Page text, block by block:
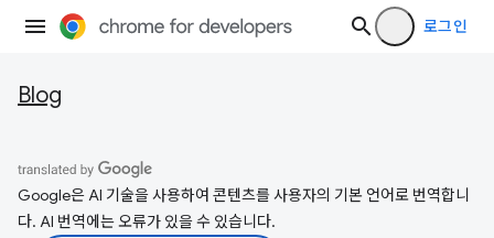
로그인
Blog
Google은 AI 기술을 사용하여 콘텐츠를 사용자의 기본 언어로 번역합니
다. AI 번역에는 오류가 있을 수 있습니다.